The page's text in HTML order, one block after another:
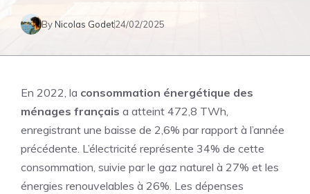
ByNicolas Godet24/02/2025
En 2022, la consommation énergétique des
ménages français a atteint 472,8 TWh,
enregistrant une baisse de 2,6% par rapport à l’année
précédente. L’électricité représente 34% de cette
consommation, suivie par le gaz naturel à 27% et les
énergies renouvelables à 26%. Les dépenses